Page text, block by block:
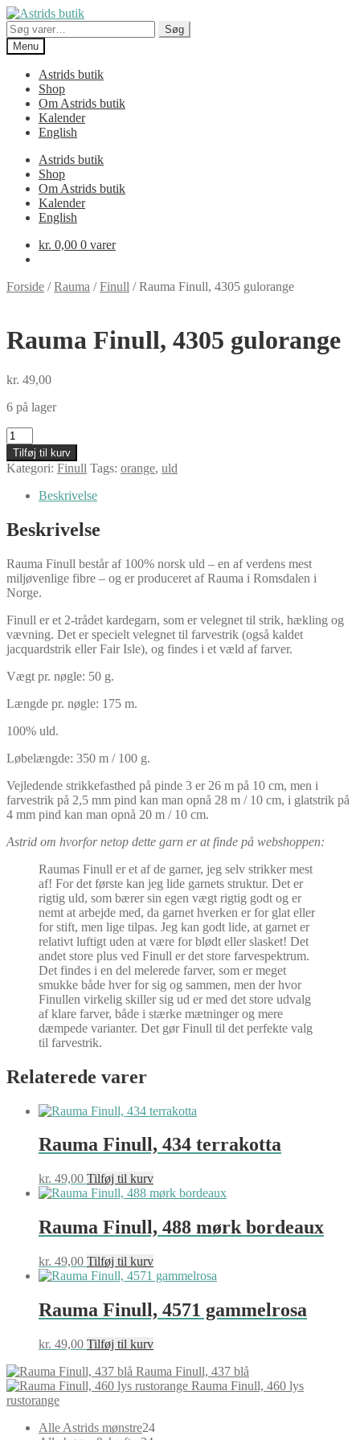
Spring
til
navigation
Spring
til
indhold
Søg
efter:
Søg
Menu
Astrids butik
Shop
Om Astrids butik
Kalender
English
Astrids butik
Shop
Om Astrids butik
Kalender
English
kr. 0,00 0 varer
Forside /Rauma /Finull /Rauma Finull, 4305 gulorange
Rauma Finull, 4305 gulorange
kr. 49,00
6 på lager
Rauma
Finull,
4305
gulorange
antal
Tilføj til kurv
Kategori: Finull Tags: orange, uld
Beskrivelse
Beskrivelse
Rauma Finull består af 100% norsk uld – en af verdens mest
miljøvenlige fibre – og er produceret af Rauma i Romsdalen i
Norge.
Finull er et 2-trådet kardegarn, som er velegnet til strik, hækling og
vævning. Det er specielt velegnet til farvestrik (også kaldet
jacquardstrik eller Fair Isle), og findes i et væld af farver.
Vægt pr. nøgle: 50 g.
Længde pr. nøgle: 175 m.
100% uld.
Løbelængde: 350 m / 100 g.
Vejledende strikkefasthed på pinde 3 er 26 m på 10 cm, men i
farvestrik på 2,5 mm pind kan man opnå 28 m / 10 cm, i glatstrik på
4 mm pind kan man opnå 20 m / 10 cm.
Astrid om hvorfor netop dette garn er at finde på webshoppen:
Raumas Finull er et af de garner, jeg selv strikker mest
af! For det første kan jeg lide garnets struktur. Det er
rigtig uld, som bærer sin egen vægt rigtig godt og er
nemt at arbejde med, da garnet hverken er for glat eller
for stift, men lige tilpas. Jeg kan godt lide, at garnet er
relativt luftigt uden at være for blødt eller slasket! Det
andet store plus ved Finull er det store farvespektrum.
Det findes i en del melerede farver, som er meget
smukke både hver for sig og sammen, men der hvor
Finullen virkelig skiller sig ud er med det store udvalg
af klare farver, både i stærke mætninger og mere
dæmpede varianter. Det gør Finull til det perfekte valg
til farvestrik.
Relaterede varer
Rauma Finull, 434 terrakotta
kr. 49,00 Tilføj til kurv
Rauma Finull, 488 mørk bordeaux
kr. 49,00 Tilføj til kurv
Rauma Finull, 4571 gammelrosa
kr. 49,00 Tilføj til kurv
Rauma Finull, 437 blå
Rauma Finull, 460 lys
rustorange
Alle Astrids mønstre2424